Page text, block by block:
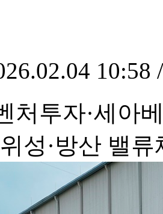
10:58
처투자·세아
성·방산 밸